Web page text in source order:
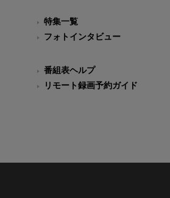
特集一覧
フォトインタビュー
番組表ヘルプ
リモート録画予約ガイド